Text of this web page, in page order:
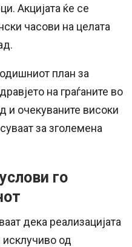
Акцијата ќе се
часови на целата
план за
на граѓаните во
и очекуваните високи
за зголемена
го
дека реализацијата
исклучиво од